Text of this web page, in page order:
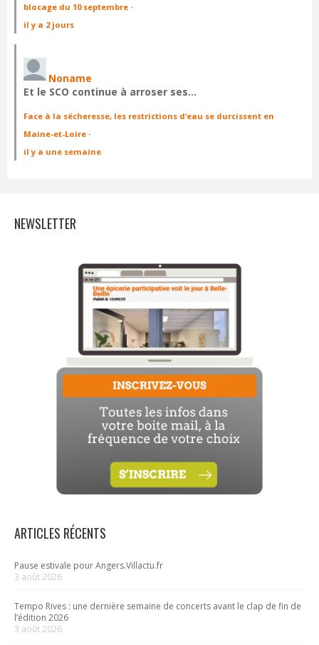
blocage du 10 septembre ·
il y a 2 jours
Noname
Et le SCO continue à arroser ses…
Face à la sécheresse, les restrictions d’eau se durcissent en
Maine-et-Loire ·
il y a une semaine
NEWSLETTER
ARTICLES RÉCENTS
Pause estivale pour Angers.Villactu.fr
3 août 2026
Tempo Rives : une dernière semaine de concerts avant le clap de fin de
l’édition 2026
3 août 2026